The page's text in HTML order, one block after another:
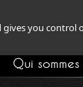
gives you
Qui sommes